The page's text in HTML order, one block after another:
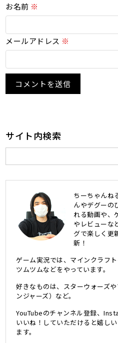
お名前 ※
メールアドレス ※
サイト内検索
ちーちゃんね
んやデグーの
れる動画や、
やレビューな
グで楽しく更
新！
ゲーム実況では、マインクラフ
ツムツムなどをやっています。
好きなものは、スターウォーズ
ンジャーズ）など。
YouTubeのチャンネル登録、
いいね！していただけると嬉し
ます。